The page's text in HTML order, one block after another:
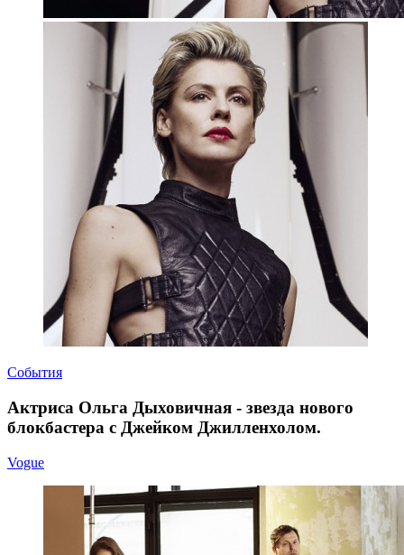
События
Актриса Ольга Дыховичная - звезда нового
блокбастера с Джейком Джилленхолом.
Vogue